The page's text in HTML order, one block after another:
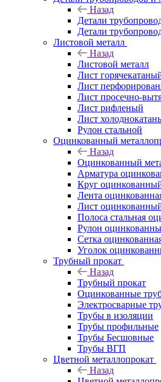
Назад
Детали
Детали
Листовой металл
Назад
Листовой металл
Лист
Лист
Лист просечно-
Лист рифленый
Лист
Рулон стальной
Оцинкованный
Назад
Оцинкованный
Арматура
Круг
Лента
Лист
Полоса стальная
Рулон
Сетка
Уголок
Трубный прокат
Назад
Трубный прокат
Оцинкованные
Электросварные
Трубы в изоляции
Трубы профильные
Трубы Бесшовные
Трубы ВГП
Цветной металлопрокат
Назад